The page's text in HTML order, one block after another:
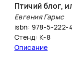
Птичий блог,
Евгения Гармс
isbn: 978-5-222-
Стенд: К-8
Описание